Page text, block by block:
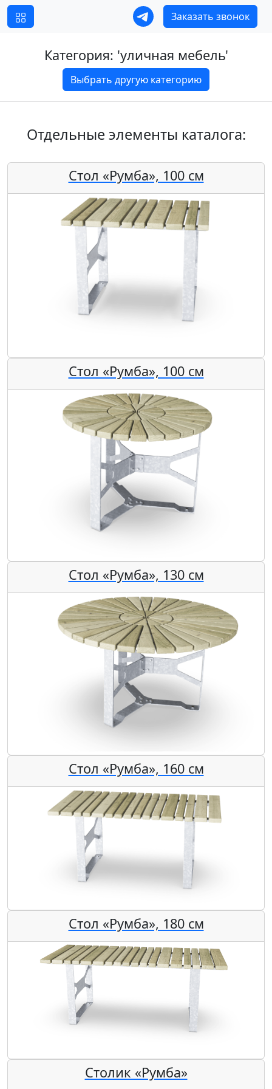
Заказать звонок
Категория: 'уличная мебель'
Выбрать другую категорию
Отдельные элементы каталога:
Стол «Румба», 100 см
Стол «Румба», 100 см
Стол «Румба», 130 см
Стол «Румба», 160 см
Стол «Румба», 180 см
Столик «Румба»